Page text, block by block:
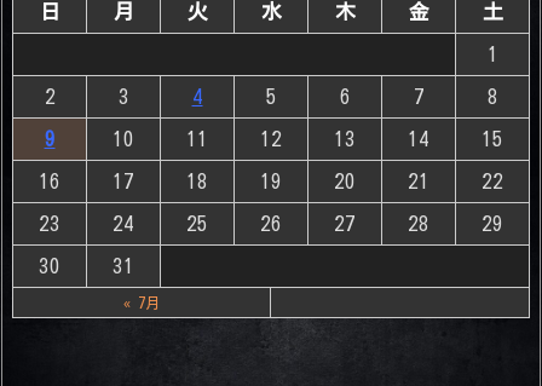
日 月 火 水 木 金 土
1
2 3 4 5 6 7 8
9 10 11 12 13 14 15
16 17 18 19 20 21 22
23 24 25 26 27 28 29
30 31
« 7月